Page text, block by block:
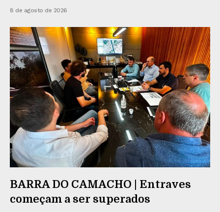
8 de agosto de 2026
BARRA DO CAMACHO | Entraves
começam a ser superados